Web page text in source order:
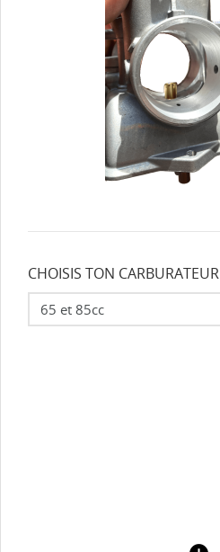
CHOISIS TON CARBURATEUR